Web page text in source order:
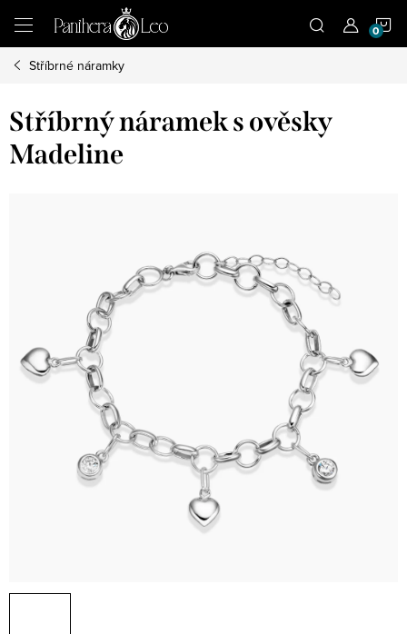
obsah
Stříbrné náramky
Stříbrný náramek s ověsky
Madeline